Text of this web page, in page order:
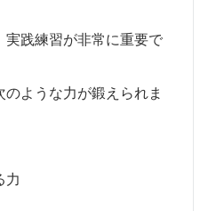
践練習が非常に重要で
ような力が鍛えられま
力